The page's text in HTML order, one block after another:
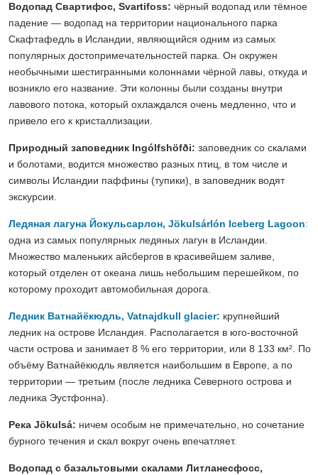
Водопад Свартифос, Svartifoss: чёрный водопад или тёмное
падение — водопад на территории национального парка
Скафтафедль в Исландии, являющийся одним из самых
популярных достопримечательностей парка. Он окружен
необычными шестигранными колоннами чёрной лавы, откуда и
возникло его название. Эти колонны были созданы внутри
лавового потока, который охлаждался очень медленно, что и
привело его к кристаллизации.
Природный заповедник Ingólfshöfði: заповедник со скалами
и болотами, водится множество разных птиц, в том числе и
символы Исландии паффины (тупики), в заповедник водят
экскурсии.
Ледяная лагуна Йокульсарлон, Jökulsárlón Iceberg Lagoon:
одна из самых популярных ледяных лагун в Исландии.
Множество маленьких айсбергов в красивейшем заливе,
который отделен от океана лишь небольшим перешейком, по
которому проходит автомобильная дорога.
Ледник Ватнайёкюдль, Vatnajdkull glacier: крупнейший
ледник на острове Исландия. Располагается в юго-восточной
части острова и занимает 8 % его территории, или 8 133 км². По
объёму Ватнайёкюдль является наибольшим в Европе, а по
территории — третьим (после ледника Северного острова и
ледника Эустфонна).
Река Jökulsá: ничем особым не примечательно, но сочетание
бурного течения и скал вокруг очень впечатляет.
Водопад с базальтовыми скалами Литланесфосс,